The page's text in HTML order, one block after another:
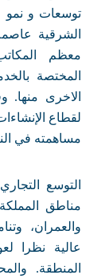
توسعات و نمو
الشرقية
معظم
المختصة
الاخرى منها.
مساهمته في
التوسع
مناطق
والعمران،
عالية نظرا
المنطقة.